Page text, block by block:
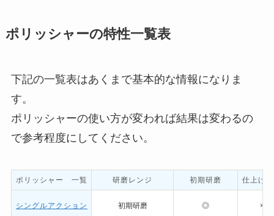
ポリッシャーの特性一覧表
下記の一覧表はあくまで基本的な情報になりま
す。
ポリッシャーの使い方が変われば結果は変わるの
で参考程度にしてください。
ポリッシャー 一覧 研磨レンジ 初期研磨 仕上げ
シングルアクション 初期研磨 ◎ ×